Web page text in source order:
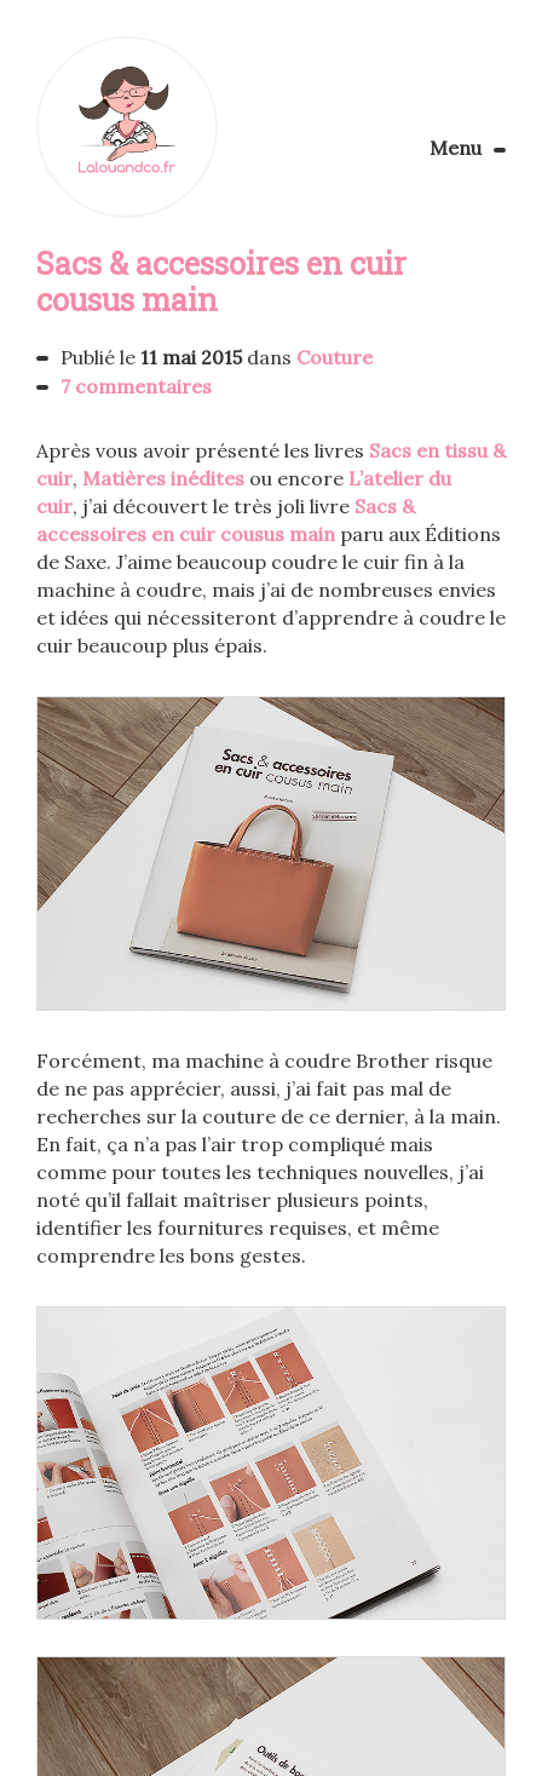
Menu
Apprendre la couture
Sacs & accessoires en cuir
cousus main
Publié le 11 mai 2015dans Couture
7 commentaires
Après vous avoir présenté les livres Sacs en tissu &
cuir, Matières inédites ou encore L’atelier du
cuir, j’ai découvert le très joli livre Sacs &
accessoires en cuir cousus mainparu aux Éditions
de Saxe. J’aime beaucoup coudre le cuir fin à la
machine à coudre, mais j’ai de nombreuses envies
et idées qui nécessiteront d’apprendre à coudre le
cuir beaucoup plus épais.
Forcément, ma machine à coudre Brother risque
de ne pas apprécier, aussi, j’ai fait pas mal de
recherches sur la couture de ce dernier, à la main.
En fait, ça n’a pas l’air trop compliqué mais
comme pour toutes les techniques nouvelles, j’ai
noté qu’il fallait maîtriser plusieurs points,
identifier les fournitures requises, et même
comprendre les bons gestes.